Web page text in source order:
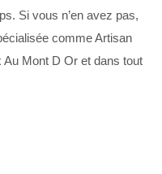
Si vous n’en avez pas,
comme Artisan
Mont D Or et dans tout